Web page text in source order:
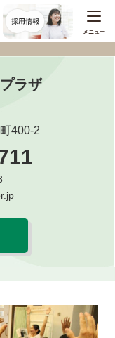
メニュー
ラザ
400-2